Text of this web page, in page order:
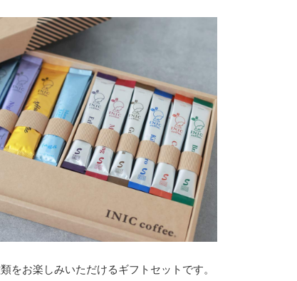
をお楽しみいただけるギフトセットです。